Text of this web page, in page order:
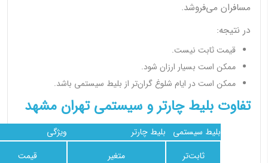
مسافران می‌فروشد.
در نتیجه:
قیمت ثابت نیست.
ممکن است بسیار ارزان شود.
ممکن است در ایام شلوغ گران‌تر از بلیط سیستمی باشد.
تفاوت بلیط چارتر و سیستمی تهران مشهد
ویژگی بلیط چارتر
بلیط سیستمی
قیمت
متغیر
ثابت‌تر